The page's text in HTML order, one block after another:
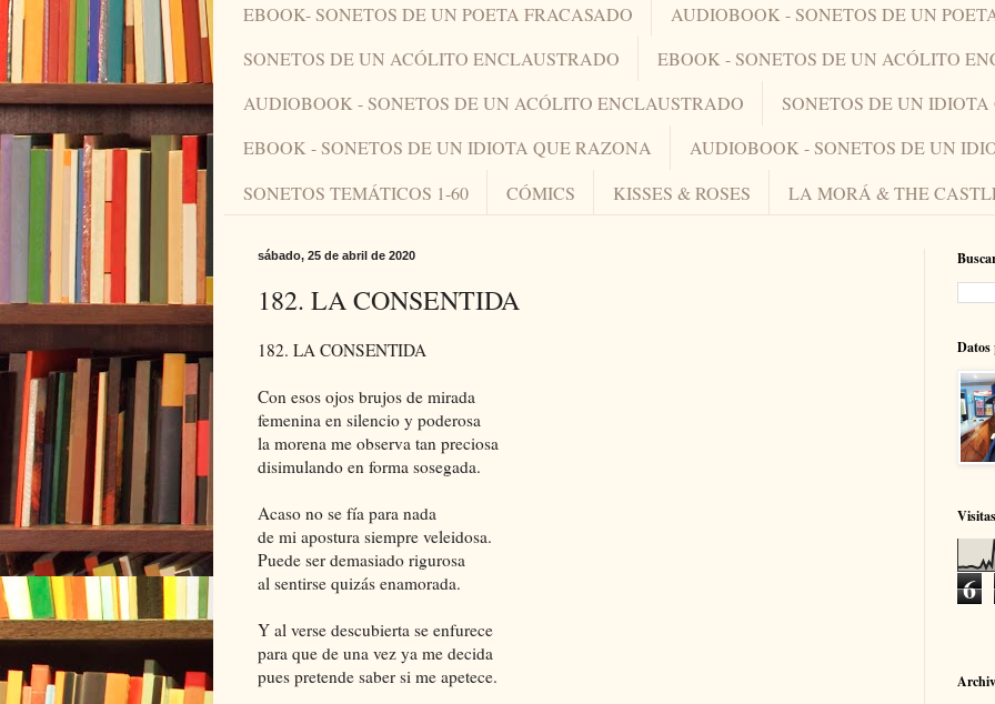
EBOOK- SONETOS DE UN POETA FRACASADO
AUDIOBOOK - SONETOS DE UN
SONETOS DE UN ACÓLITO ENCLAUSTRADO
EBOOK - SONETOS DE UN ACÓLITO
AUDIOBOOK - SONETOS DE UN ACÓLITO ENCLAUSTRADO
SONETOS DE UN
EBOOK - SONETOS DE UN IDIOTA QUE RAZONA
AUDIOBOOK - SONETOS DE UN
SONETOS TEMÁTICOS 1-60
CÓMICS KISSES & ROSES LA MORÁ & THE
sábado, 25 de abril de 2020
182. LA CONSENTIDA
182. LA CONSENTIDA
Con esos ojos brujos de mirada
femenina en silencio y poderosa
la morena me observa tan preciosa
disimulando en forma sosegada.
Acaso no se fía para nada
de mi apostura siempre veleidosa.
Puede ser demasiado rigurosa
al sentirse quizás enamorada.
Y al verse descubierta se enfurece
para que de una vez ya me decida
pues pretende saber si me apetece.
Datos
Visitas
6